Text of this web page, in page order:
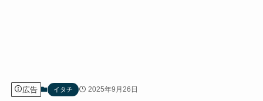
広告 イタチ 2025年9月26日